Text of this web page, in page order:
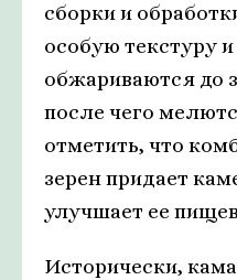
сборки и
особую текстуру
обжариваются до
после чего
отметить, что
зерен придает
улучшает ее
Исторически,